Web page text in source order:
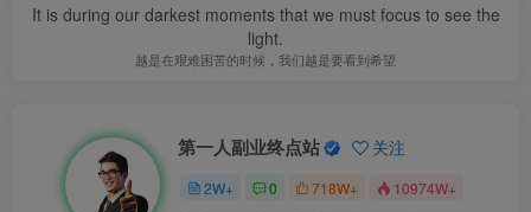
It is during our darkest moments that we must focus to see the
light.
越是在艰难困苦的时候，我们越是要看到希望
第一人副业终点站 关注
2W+ 0 718W+ 10974W+